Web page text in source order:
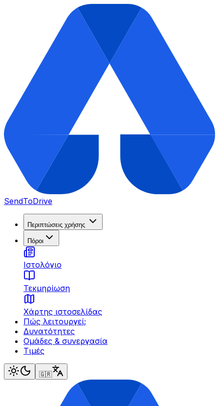
SendToDrive
Περιπτώσεις χρήσης
Πόροι
Ιστολόγιο
Τεκμηρίωση
Χάρτης ιστοσελίδας
Πώς λειτουργεί;
Δυνατότητες
Ομάδες & συνεργασία
Τιμές
🇬🇷